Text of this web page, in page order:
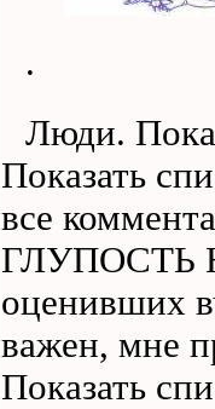
.
Люди.
Показать
все
ГЛУПОСТЬ
оценивших
важен, мне
Показать